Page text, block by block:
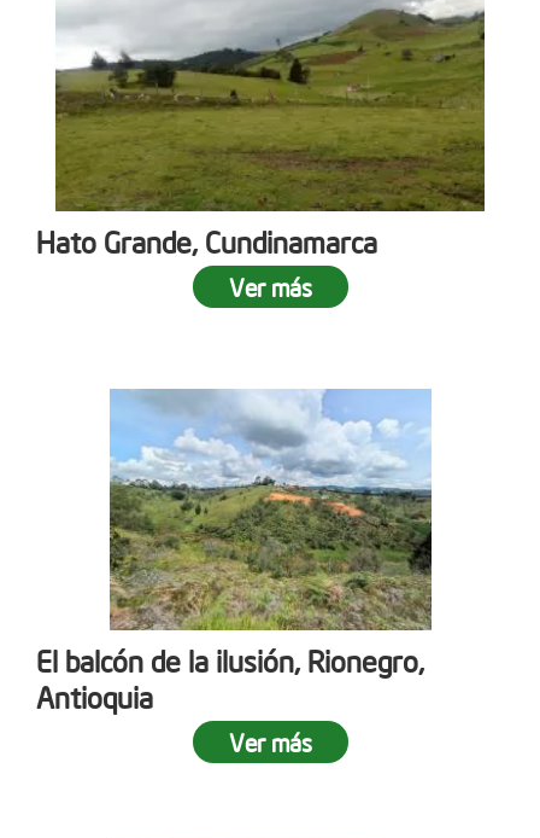
Hato Grande, Cundinamarca
Ver más
El balcón de la ilusión, Rionegro,
Antioquia
Ver más